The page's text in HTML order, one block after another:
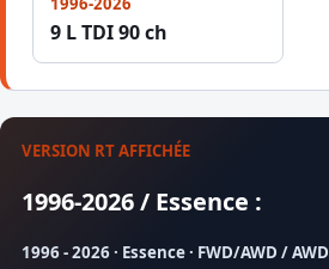
9 L TDI 90 ch
VERSION RT AFFICHÉE
1996-2026 / Essence :
1996 - 2026 · Essence · FWD/AWD / AWD